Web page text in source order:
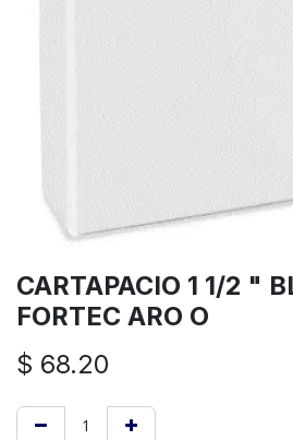
CARTAPACIO 1 1/2 "
FORTEC ARO O
$ 68.20